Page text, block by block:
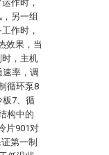
作时，
另一组
作时，
效果，当
，主机
率，调
循环泵8
板7、循
构中的
片901对
第一制